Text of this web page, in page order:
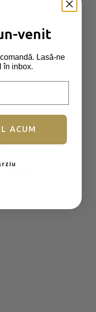
venit
Lasă-ne
în inbox.
ACUM